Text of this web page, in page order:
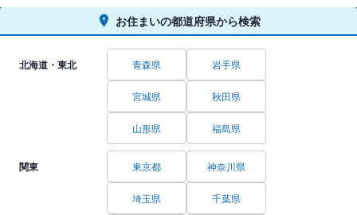
お住まいの都道府県から検索
北海道・東北 青森県 岩手県
宮城県 秋田県
山形県 福島県
関東 東京都 神奈川県
埼玉県 千葉県